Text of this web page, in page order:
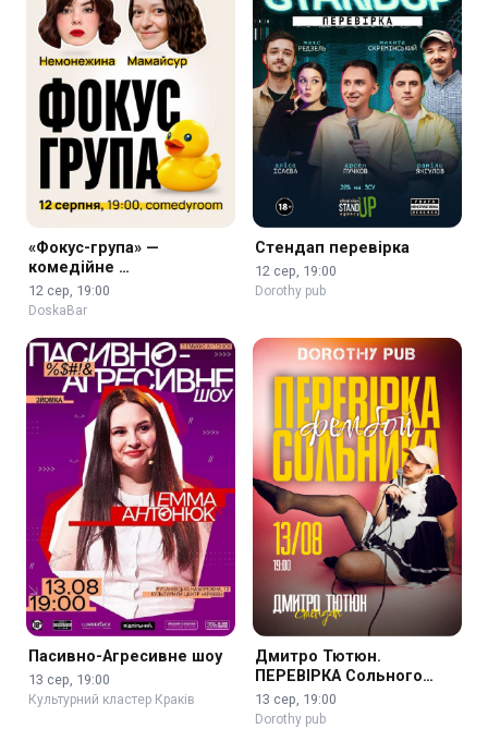
«Фокус-група» —
комедійне …
12 сер, 19:00
DoskaBar
Стендап перевірка
12 сер, 19:00
Dorothy pub
Пасивно-Агресивне шоу
13 сер, 19:00
Культурний кластер Краків
Дмитро Тютюн.
ПЕРЕВІРКА Сольного
стендапу «ФЕМБОЙ»
13 сер, 19:00
Dorothy pub